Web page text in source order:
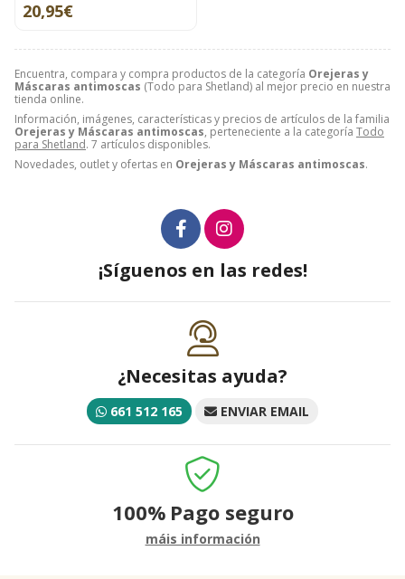
Encuentra, compara y compra productos de la categoría Orejeras y
Máscaras antimoscas (Todo para Shetland) al mejor precio en nuestra
tienda online.
Información, imágenes, características y precios de artículos de la familia
Orejeras y Máscaras antimoscas, perteneciente a la categoría Todo
para Shetland. 7 artículos disponibles.
Novedades, outlet y ofertas en Orejeras y Máscaras antimoscas.
20,95€
¡Síguenos en las redes!
¿Necesitas ayuda?
661 512 165 ENVIAR EMAIL
100% Pago seguro
máis información